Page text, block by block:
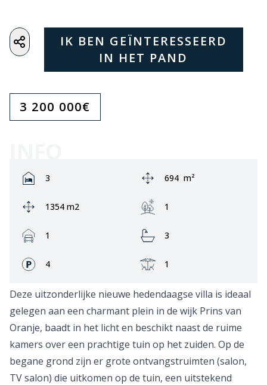
IK BEN GEÏNTERESSEERD
IN HET PAND
3 200 000€
Rooms:
3 Area:
694 m²
Ground area:
1354 m2 Garden:
1
Garage:
1 Bathrooms:
3
Fronts:
4 Terrace:
1
Deze uitzonderlijke nieuwe hedendaagse villa is ideaal
gelegen aan een charmant plein in de wijk Prins van
Oranje, baadt in het licht en beschikt naast de ruime
kamers over een prachtige tuin op het zuiden. Op de
begane grond zijn er grote ontvangstruimten (salon,
TV salon) die uitkomen op de tuin, een uitstekend